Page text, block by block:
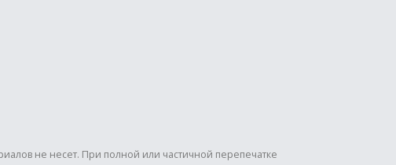
не несет. При полной или частичной перепечатке